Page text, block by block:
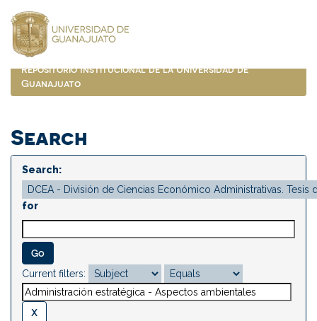
navigation
Repositorio Institucional de la Universidad de
Guanajuato
Search
Search:
for
Current filters: